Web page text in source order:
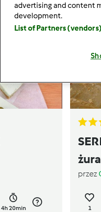
4h 20min
przez
1
advertising and content
development.
List of Partners (vendors)